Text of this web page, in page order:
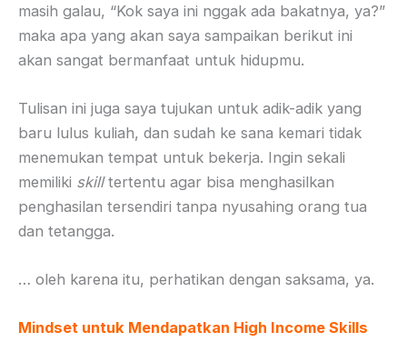
masih galau, “Kok saya ini nggak ada bakatnya, ya?”
maka apa yang akan saya sampaikan berikut ini
akan sangat bermanfaat untuk hidupmu.
Tulisan ini juga saya tujukan untuk adik-adik yang
baru lulus kuliah, dan sudah ke sana kemari tidak
menemukan tempat untuk bekerja. Ingin sekali
memiliki skilltertentu agar bisa menghasilkan
penghasilan tersendiri tanpa nyusahing orang tua
dan tetangga.
… oleh karena itu, perhatikan dengan saksama, ya.
Mindset untuk Mendapatkan High Income Skills